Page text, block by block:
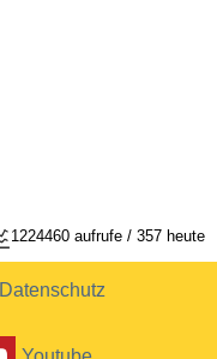
2
1224460 aufrufe / 357 heute
Datenschutz